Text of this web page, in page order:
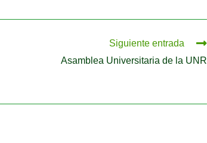
Siguiente entrada
Asamblea Universitaria de la UNR